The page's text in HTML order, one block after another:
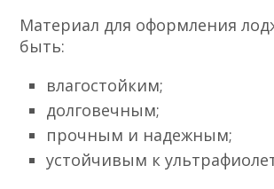
Материал для оформления
быть:
влагостойким;
долговечным;
прочным и надежным;
устойчивым к